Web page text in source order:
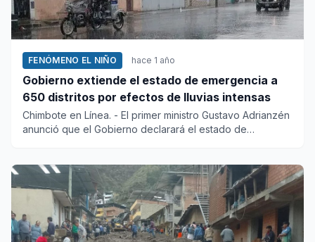
FENÓMENO EL NIÑO hace 1 año
Gobierno extiende el estado de emergencia a
650 distritos por efectos de lluvias intensas
Chimbote en Línea. - El primer ministro Gustavo Adrianzén
anunció que el Gobierno declarará el estado de